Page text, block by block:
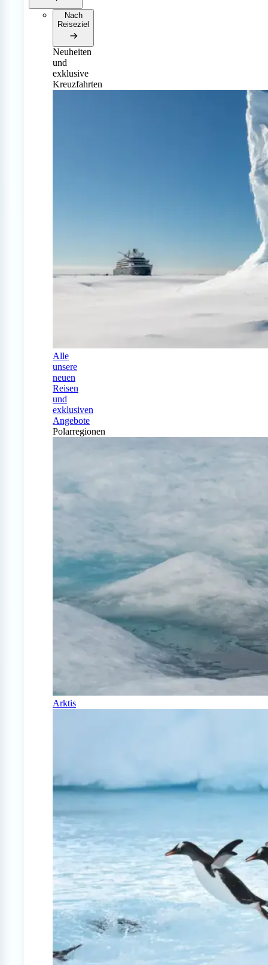
Nach
Reiseziel
Neuheiten
und
exklusive
Kreuzfahrten
Alle
unsere
neuen
Reisen
und
exklusiven
Angebote
Polarregionen
Arktis